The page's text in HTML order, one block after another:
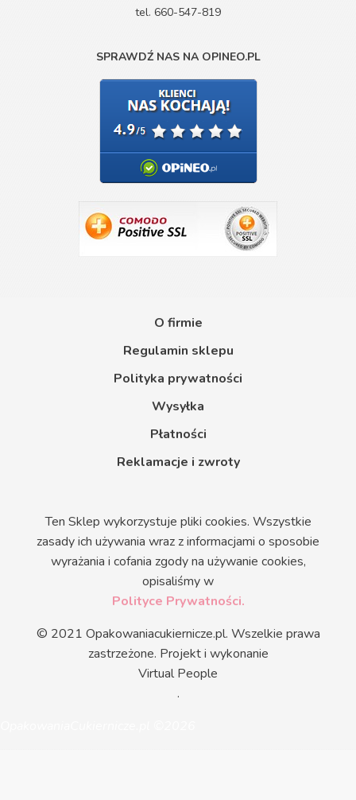
tel. 660-547-819
SPRAWDŹ NAS NA OPINEO.PL
O firmie
Regulamin sklepu
Polityka prywatności
Wysyłka
Płatności
Reklamacje i zwroty
Ten Sklep wykorzystuje pliki cookies. Wszystkie
zasady ich używania wraz z informacjami o sposobie
wyrażania i cofania zgody na używanie cookies,
opisaliśmy w
Polityce Prywatności.
© 2021 Opakowaniacukiernicze.pl. Wszelkie prawa
zastrzeżone. Projekt i wykonanie
Virtual People
.